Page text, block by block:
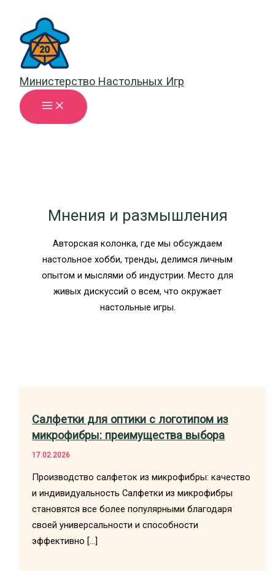
содержимому
Министерство Настольных Игр
Мнения и размышления
Авторская колонка, где мы обсуждаем
настольное хобби, тренды, делимся личным
опытом и мыслями об индустрии. Место для
живых дискуссий о всем, что окружает
настольные игры.
Салфетки для оптики с логотипом из
микрофибры: преимущества выбора
17.02.2026
Производство салфеток из микрофибры: качество
и индивидуальность Салфетки из микрофибры
становятся все более популярными благодаря
своей универсальности и способности
эффективно […]